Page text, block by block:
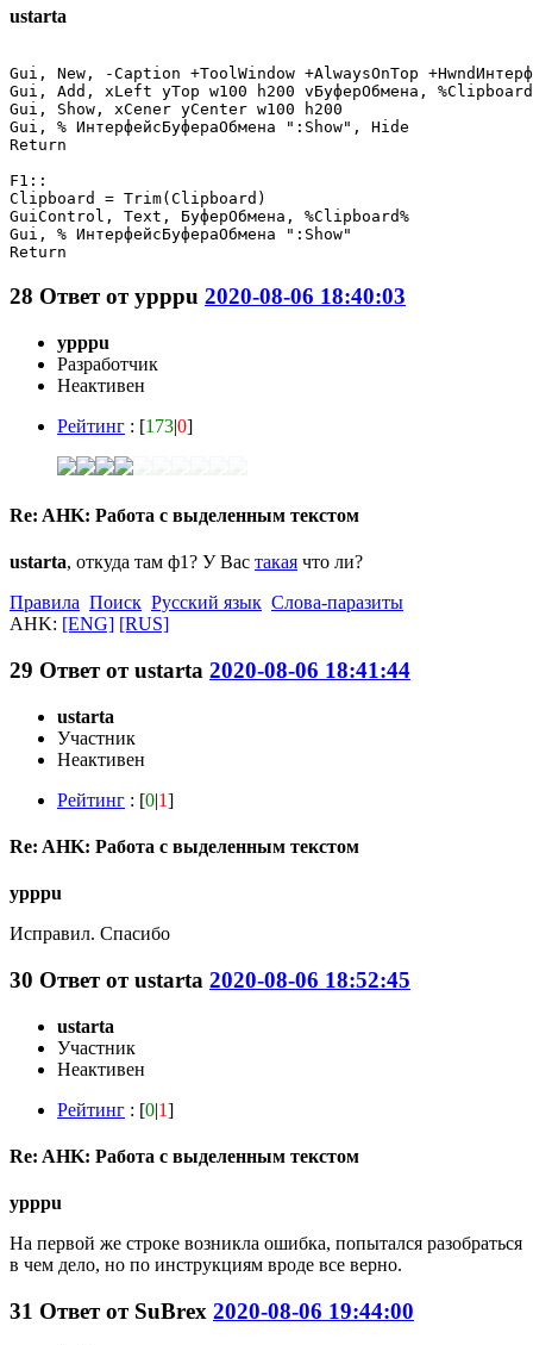
ustarta
Gui, New, -Caption +ToolWindow +AlwaysOnTop
Gui, Add, xLeft yTop w100 h200 vБуферОбмена,
Gui, Show, xCener yCenter w100 h200
Gui, % ИнтерфейсБуфераОбмена ":Show", Hide
Return
F1::
Clipboard = Trim(Clipboard)
GuiControl, Text, БуферОбмена, %Clipboard%
Gui, % ИнтерфейсБуфераОбмена ":Show"
28 Ответ отypppu 2020-08-06 18:40:03
ypppu
Разработчик
Неактивен
Рейтинг : [173|0]
Re: AHK: Работа с выделенным текстом
ustarta, откуда там ф1? У Вас такая что ли?
Правила Поиск Русский язык Слова-паразиты
AHK: [ENG] [RUS]
29 Ответ отustarta 2020-08-06 18:41:44
ustarta
Участник
Неактивен
Рейтинг : [0|1]
Re: AHK: Работа с выделенным текстом
ypppu
Исправил. Спасибо
30 Ответ отustarta 2020-08-06 18:52:45
ustarta
Участник
Неактивен
Рейтинг : [0|1]
Re: AHK: Работа с выделенным текстом
ypppu
На первой же строке возникла ошибка, попытался разобраться
в чем дело, но по инструкциям вроде все верно.
31 Ответ от SuBrex 2020-08-06 19:44:00